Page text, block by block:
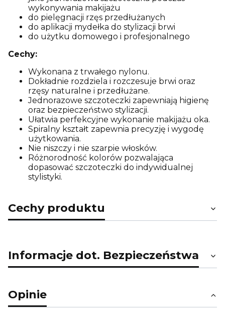
wykonywania makijażu
do pielęgnacji rzęs przedłużanych
do aplikacji mydełka do stylizacji brwi
do użytku domowego i profesjonalnego
Cechy:
Wykonana z trwałego nylonu.
Dokładnie rozdziela i rozczesuje brwi oraz
rzęsy naturalne i przedłużane.
Jednorazowe szczoteczki zapewniają higienę
oraz bezpieczeństwo stylizacji.
Ułatwia perfekcyjne wykonanie makijażu oka.
Spiralny kształt zapewnia precyzję i wygodę
użytkowania.
Nie niszczy i nie szarpie włosków.
Różnorodność kolorów pozwalająca
dopasować szczoteczki do indywidualnej
stylistyki.
Cechy produktu
Informacje dot. Bezpieczeństwa
Opinie